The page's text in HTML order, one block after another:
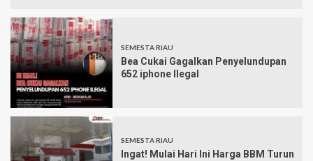
SEMESTA RIAU
Bea Cukai Gagalkan Penyelundupan
652 iphone Ilegal
SEMESTA RIAU
Ingat! Mulai Hari Ini Harga BBM Turun